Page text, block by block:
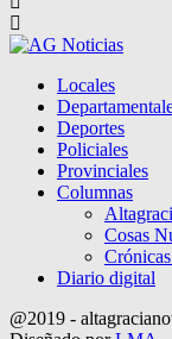
Locales
Deportes
Policiales
Provinciales
Columnas
Cosas
Diario digital
@2019 -